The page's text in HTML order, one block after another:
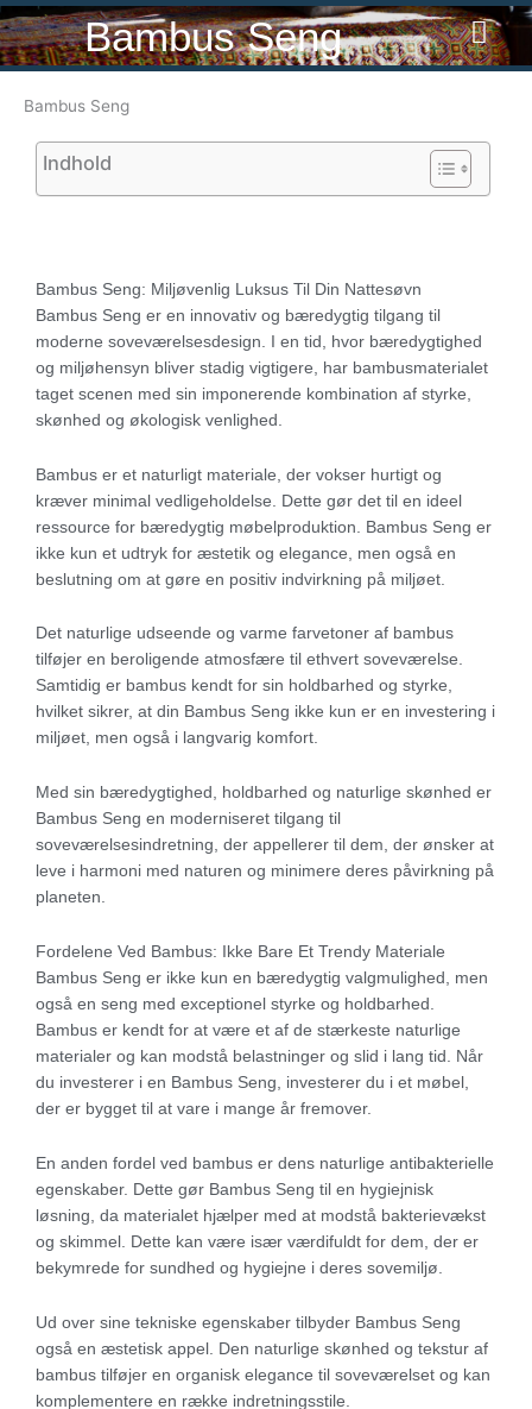
Gå
til
indholdet
Bambus Seng
Bambus Seng
Indhold
Bambus Seng: Miljøvenlig Luksus Til Din Nattesøvn
Bambus Seng er en innovativ og bæredygtig tilgang til
moderne soveværelsesdesign. I en tid, hvor bæredygtighed
og miljøhensyn bliver stadig vigtigere, har bambusmaterialet
taget scenen med sin imponerende kombination af styrke,
skønhed og økologisk venlighed.
Bambus er et naturligt materiale, der vokser hurtigt og
kræver minimal vedligeholdelse. Dette gør det til en ideel
ressource for bæredygtig møbelproduktion. Bambus Seng er
ikke kun et udtryk for æstetik og elegance, men også en
beslutning om at gøre en positiv indvirkning på miljøet.
Det naturlige udseende og varme farvetoner af bambus
tilføjer en beroligende atmosfære til ethvert soveværelse.
Samtidig er bambus kendt for sin holdbarhed og styrke,
hvilket sikrer, at din Bambus Seng ikke kun er en investering i
miljøet, men også i langvarig komfort.
Med sin bæredygtighed, holdbarhed og naturlige skønhed er
Bambus Seng en moderniseret tilgang til
soveværelsesindretning, der appellerer til dem, der ønsker at
leve i harmoni med naturen og minimere deres påvirkning på
planeten.
Fordelene Ved Bambus: Ikke Bare Et Trendy Materiale
Bambus Seng er ikke kun en bæredygtig valgmulighed, men
også en seng med exceptionel styrke og holdbarhed.
Bambus er kendt for at være et af de stærkeste naturlige
materialer og kan modstå belastninger og slid i lang tid. Når
du investerer i en Bambus Seng, investerer du i et møbel,
der er bygget til at vare i mange år fremover.
En anden fordel ved bambus er dens naturlige antibakterielle
egenskaber. Dette gør Bambus Seng til en hygiejnisk
løsning, da materialet hjælper med at modstå bakterievækst
og skimmel. Dette kan være især værdifuldt for dem, der er
bekymrede for sundhed og hygiejne i deres sovemiljø.
Ud over sine tekniske egenskaber tilbyder Bambus Seng
også en æstetisk appel. Den naturlige skønhed og tekstur af
bambus tilføjer en organisk elegance til soveværelset og kan
komplementere en række indretningsstile.